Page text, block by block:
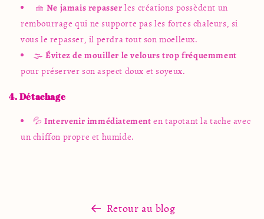
🧺 Ne jamais repasserles créations possèdent un
rembourrage qui ne supporte pas les fortes chaleurs, si
vous le repasser, il perdra tout son moelleux.
🌫️Évitez de mouiller le velours trop fréquemment
pour préserver son aspect doux et soyeux.
4. Détachage
💦Intervenir immédiatement en tapotant la tache avec
un chiffon propre et humide.
Retour au blog